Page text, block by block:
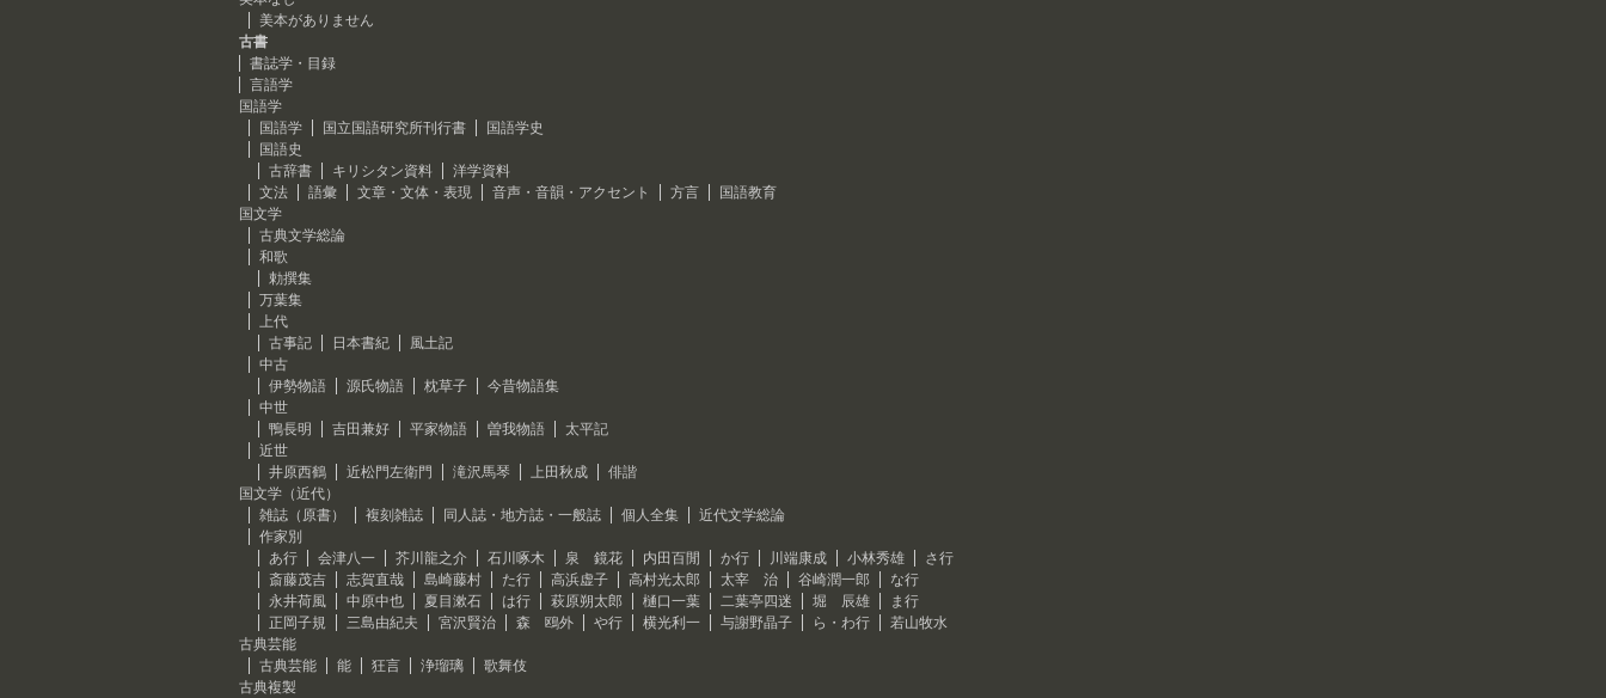
美本がありません
古書
書誌学・目録
言語学
国語学
国語学
国立国語研究所刊行書
国語学史
国語史
古辞書
キリシタン資料
洋学資料
文法
語彙 文章・文体・表現 音声・音韻・アクセント 方言
国語教育
国文学
古典文学総論
和歌
勅撰集
万葉集
上代
古事記
日本書紀
風土記
中古
伊勢物語
源氏物語 枕草子
今昔物語集
中世
鴨長明
吉田兼好 平家物語 曽我物語
太平記
近世
井原西鶴
近松門左衛門 滝沢馬琴 上田秋成
俳諧
国文学（近代）
雑誌（原書）
複刻雑誌 同人誌・地方誌・一般誌 個人全集
近代文学総論
作家別
あ行
会津八一 芥川龍之介 石川啄木 泉 鏡花 内田百閒 か行 川端康成 小林秀雄
さ行
斎藤茂吉
志賀直哉 島崎藤村 た行 高浜虚子 高村光太郎 太宰 治 谷崎潤一郎
な行
永井荷風
中原中也 夏目漱石 は行 萩原朔太郎 樋口一葉 二葉亭四迷 堀 辰雄
ま行
正岡子規
三島由紀夫 宮沢賢治 森 鴎外 や行 横光利一 与謝野晶子 ら・わ行
若山牧水
古典芸能
古典芸能
能 狂言 浄瑠璃
歌舞伎
古典複製